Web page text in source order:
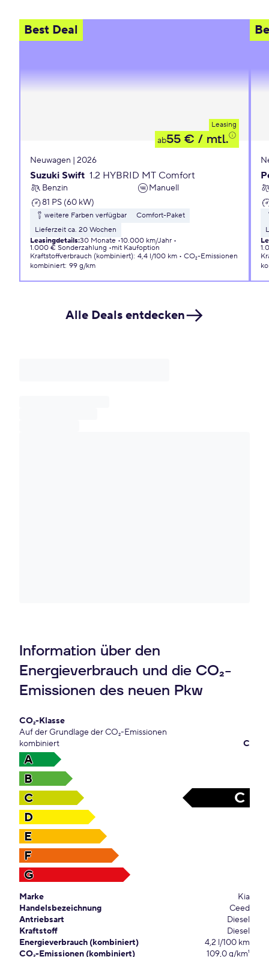
Best Deal
Leasing
ab55 € / mtl.
Neuwagen | 2026
Suzuki Swift 1.2 HYBRID MT Comfort
Benzin
Manuell
81 PS (60 kW)
weitere Farben verfügbar
Comfort-Paket
Lieferzeit ca. 20 Wochen
Leasingdetails:30 Monate 10.000 km/Jahr
1.000 € Sonderzahlung
mit Kaufoption
Kraftstoffverbrauch (kombiniert): 4,4 l/100 km
CO₂-Emissionen
kombiniert: 99 g/km
Alle Deals entdecken
Information über den
Energieverbrauch und die CO₂-
Emissionen des neuen Pkw
CO₂-Klasse
Auf der Grundlage der CO₂-Emissionen
kombiniert
C
A
B
C
C
D
E
F
G
Marke
Kia
Handelsbezeichnung
Ceed
Antriebsart
Diesel
Kraftstoff
Diesel
Energieverbrauch (kombiniert)
4,2 l/100 km
CO₂-Emissionen (kombiniert)
109,0 g/km¹